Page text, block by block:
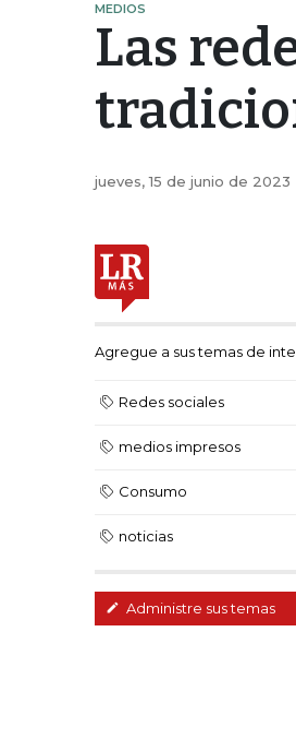
MEDIOS
Las
jueves, 15 de junio de 2023
Agregue a sus temas de
Redes sociales
medios impresos
Consumo
noticias
Administre sus temas